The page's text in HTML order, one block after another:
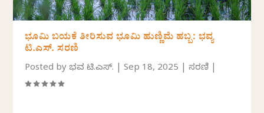
ಭೂಮಿ ಬಯಕೆ ತೀರಿಸುವ ಭೂಮಿ ಹುಣ್ಣಿಮೆ ಹಬ್ಬ: ಭವ್ಯ
ಟಿ.ಎಸ್. ಸರಣಿ
Posted byಭವ್ಯ ಟಿ.ಎಸ್. |Sep 18, 2025 |ಸರಣಿ